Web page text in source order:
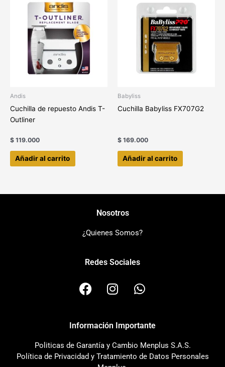
Andis
Cuchilla de repuesto Andis T-
Outliner
$ 119.000
Añadir al carrito
Babyliss
Cuchilla Babyliss FX707G2
$ 169.000
Añadir al carrito
Nosotros
¿Quienes Somos?
Redes Sociales
F
a
b
o
o
I
n
t
a
g
r
W
h
t
s
a
p
Información Importante
Politicas de Garantía y Cambio Menplus S.A.S.
Política de Privacidad y Tratamiento de Datos Personales